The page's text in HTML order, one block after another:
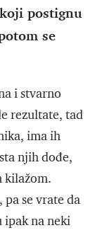
postignu
se
i stvarno
rezultate, tad
ima ih
njih dođe,
kilažom.
se vrate da
ipak na neki